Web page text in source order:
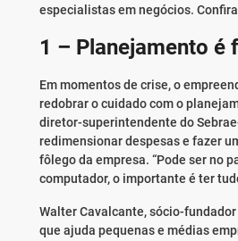
especialistas em negócios.
1 – Planejamento é
Em momentos de crise, o
redobrar o cuidado com o
diretor-superintendente do
redimensionar despesas e fazer
fôlego da empresa. “Pode ser no
computador, o importante é ter
Walter Cavalcante, sócio-
que ajuda pequenas e médias